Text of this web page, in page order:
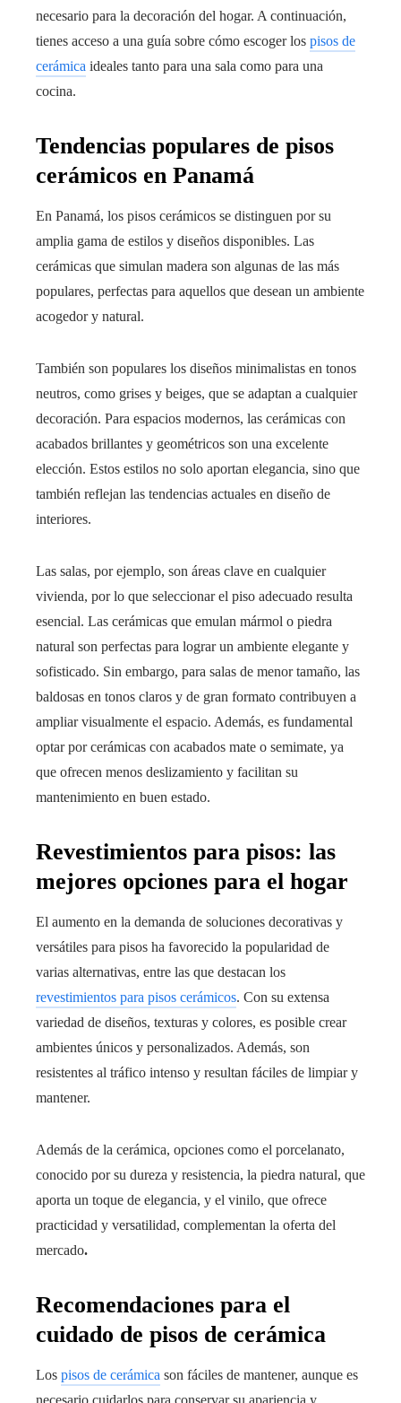
necesario para la decoración del hogar. A continuación,
tienes acceso a una guía sobre cómo escoger los pisos de
cerámica ideales tanto para una sala como para una
cocina.
Tendencias populares de pisos
cerámicos en Panamá
En Panamá, los pisos cerámicos se distinguen por su
amplia gama de estilos y diseños disponibles. Las
cerámicas que simulan madera son algunas de las más
populares, perfectas para aquellos que desean un ambiente
acogedor y natural.
También son populares los diseños minimalistas en tonos
neutros, como grises y beiges, que se adaptan a cualquier
decoración. Para espacios modernos, las cerámicas con
acabados brillantes y geométricos son una excelente
elección. Estos estilos no solo aportan elegancia, sino que
también reflejan las tendencias actuales en diseño de
interiores.
Las salas, por ejemplo, son áreas clave en cualquier
vivienda, por lo que seleccionar el piso adecuado resulta
esencial. Las cerámicas que emulan mármol o piedra
natural son perfectas para lograr un ambiente elegante y
sofisticado. Sin embargo, para salas de menor tamaño, las
baldosas en tonos claros y de gran formato contribuyen a
ampliar visualmente el espacio. Además, es fundamental
optar por cerámicas con acabados mate o semimate, ya
que ofrecen menos deslizamiento y facilitan su
mantenimiento en buen estado.
Revestimientos para pisos: las
mejores opciones para el hogar
El aumento en la demanda de soluciones decorativas y
versátiles para pisos ha favorecido la popularidad de
varias alternativas, entre las que destacan los
revestimientos para pisos cerámicos. Con su extensa
variedad de diseños, texturas y colores, es posible crear
ambientes únicos y personalizados. Además, son
resistentes al tráfico intenso y resultan fáciles de limpiar y
mantener.
Además de la cerámica, opciones como el porcelanato,
conocido por su dureza y resistencia, la piedra natural, que
aporta un toque de elegancia, y el vinilo, que ofrece
practicidad y versatilidad, complementan la oferta del
mercado.
Recomendaciones para el
cuidado de pisos de cerámica
Los pisos de cerámica son fáciles de mantener, aunque es